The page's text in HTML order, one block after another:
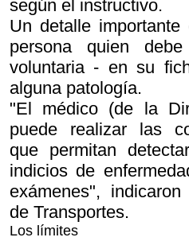
según el instructivo.
Un detalle
persona quien
voluntaria - en su
alguna patología.
"El médico (de la
puede realizar las
que permitan
indicios de
exámenes",
de Transportes.
Los límites